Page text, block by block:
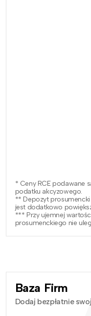
* Ceny RCE podawane
podatku akcyzowego.
** Depozyt prosumencki
jest dodatkowo
*** Przy ujemnej
prosumenckiego nie
Baza Firm
Dodaj bezpłatnie